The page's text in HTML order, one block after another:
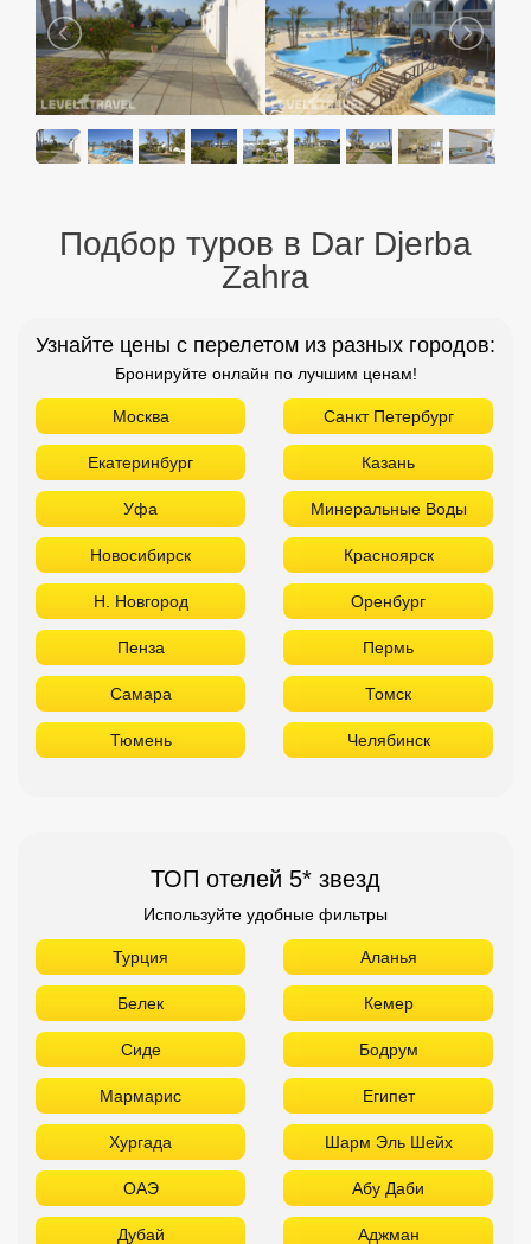
Подбор туров в Dar Djerba
Zahra
Узнайте цены с перелетом из разных городов:
Бронируйте онлайн по лучшим ценам!
Екатеринбург Казань
Н. Новгород Оренбург
Пенза Пермь
Самара Томск
Тюмень Челябинск
ТОП отелей 5* звезд
Используйте удобные фильтры
Турция Аланья
Хургада Шарм Эль Шейх
ОАЭ Абу Даби
Дубай Аджман
Шарджа Фуджейра
Таиланд Паттайя
Самуй Краби
Као Лак Пхукет
Вьетнам Нячанг